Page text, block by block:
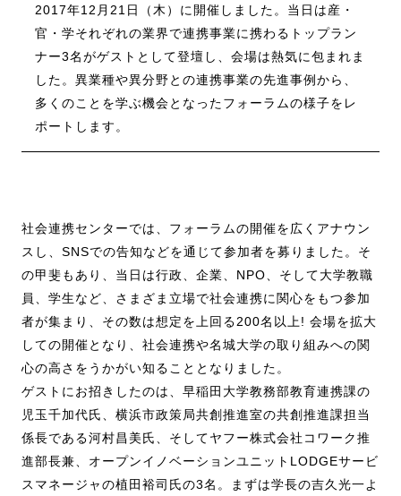
2017年12月21日（木）に開催しました。当日は産・
官・学それぞれの業界で連携事業に携わるトップラン
ナー3名がゲストとして登壇し、会場は熱気に包まれま
した。異業種や異分野との連携事業の先進事例から、
多くのことを学ぶ機会となったフォーラムの様子をレ
ポートします。
社会連携センターでは、フォーラムの開催を広くアナウン
スし、SNSでの告知などを通じて参加者を募りました。そ
の甲斐もあり、当日は行政、企業、NPO、そして大学教職
員、学生など、さまざま立場で社会連携に関心をもつ参加
者が集まり、その数は想定を上回る200名以上! 会場を拡大
しての開催となり、社会連携や名城大学の取り組みへの関
心の高さをうかがい知ることとなりました。
ゲストにお招きしたのは、早稲田大学教務部教育連携課の
児玉千加代氏、横浜市政策局共創推進室の共創推進課担当
係長である河村昌美氏、そしてヤフー株式会社コワーク推
進部長兼、オープンイノベーションユニットLODGEサービ
スマネージャの植田裕司氏の3名。まずは学長の吉久光一よ